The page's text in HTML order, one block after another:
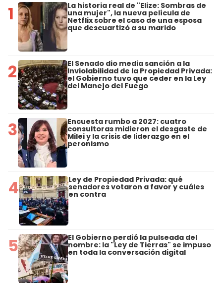
1 La historia real de "Elize: Sombras de
una mujer", la nueva película de
Netflix sobre el caso de una esposa
que descuartizó a su marido
2 El Senado dio media sanción a la
Inviolabilidad de la Propiedad Privada:
el Gobierno tuvo que ceder en la Ley
del Manejo del Fuego
3 Encuesta rumbo a 2027: cuatro
consultoras midieron el desgaste de
Milei y la crisis de liderazgo en el
peronismo
4 Ley de Propiedad Privada: qué
senadores votaron a favor y cuáles
en contra
5 El Gobierno perdió la pulseada del
nombre: la "Ley de Tierras" se impuso
en toda la conversación digital